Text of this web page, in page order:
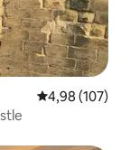
Gemiddelde
4,98 (107)